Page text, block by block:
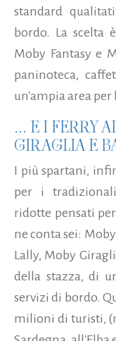
standard
bordo. La scelta
Moby Fantasy e
paninoteca,
un'ampia area
... E I FERRY
GIRAGLIA E
I più spartani,
per i
ridotte pensati
ne conta sei:
Lally, Moby
della stazza, di
servizi di bordo.
milioni di turisti,